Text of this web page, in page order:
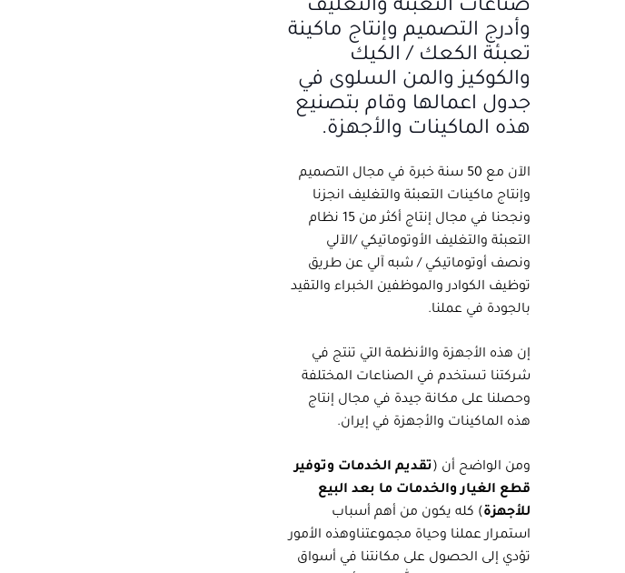
صناعات التعبئة والتغليف
وأدرج التصميم وإنتاج ماكينة
تعبئة الكعك / الكيك
والكوكيز والمن السلوى في
جدول اعمالها وقام بتصنيع
هذه الماكينات والأجهزة.
الآن مع 50 سنة خبرة في مجال التصميم
وإنتاج ماكينات التعبئة والتغليف انجزنا
ونجحنا في مجال إنتاج أكثر من 15 نظام
التعبئة والتغليف الأوتوماتيكي /الآلي
ونصف أوتوماتيكي / شبه آلي عن طريق
توظيف الكوادر والموظفين الخبراء والتقيد
بالجودة في عملنا.
إن هذه الأجهزة والأنظمة التي تنتج في
شركتنا تستخدم في الصناعات المختلفة
وحصلنا على مكانة جيدة في مجال إنتاج
هذه الماكينات والأجهزة في إيران.
ومن الواضح أن (تقديم الخدمات وتوفير
قطع الغيار والخدمات ما بعد البيع
للأجهزة) كله يكون من أهم أسباب
استمرار عملنا وحياة مجموعتناوهذه الأمور
تؤدي إلى الحصول على مكانتنا في أسواق